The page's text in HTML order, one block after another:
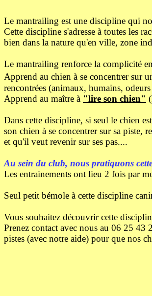
Le mantrailing est une discipline qui
Cette discipline s'adresse à toutes les
bien dans la nature qu'en ville, zone
Le mantrailing renforce la complicité
Apprend au chien à se concentrer sur
rencontrées (animaux, humains,
Apprend au maître à "lire son chien"
Dans cette discipline, si seul le chien
son chien à se concentrer sur sa
et qu'il veut revenir sur ses pas....
Au sein du club, nous pratiquons
Les entrainements ont lieu 2 fois par
Seul petit bémole à cette discipline
Vous souhaitez découvrir cette
Prenez contact avec nous au 06 25 43
pistes (avec notre aide) pour que nos